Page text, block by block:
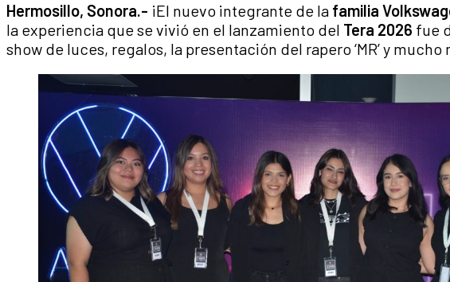
Hermosillo, Sonora.- ¡El nuevo integrante de la familia
la experiencia que se vivió en el lanzamiento del Tera 2026 fue
show de luces, regalos, la presentación del rapero ‘MR’ y mucho